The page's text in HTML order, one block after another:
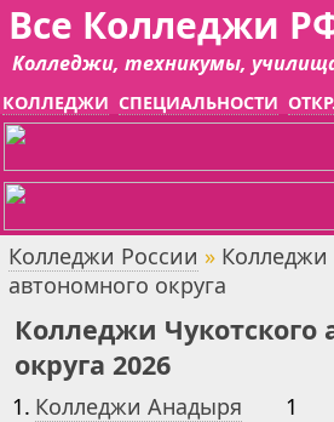
Все Колледжи
Колледжи, техникумы,
КОЛЛЕДЖИ СПЕЦИАЛЬНОСТИ
Колледжи России » Колледжи
автономного округа
Колледжи Чукотского
округа 2026
1. Колледжи Анадыря
1